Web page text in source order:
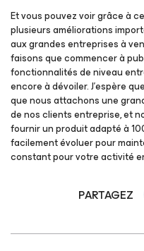
Et vous pouvez voir grâce à
plusieurs améliorations
aux grandes entreprises à
faisons que commencer à
fonctionnalités de niveau
encore à dévoiler. J’espère
que nous attachons une
de nos clients entreprise, et
fournir un produit adapté à
facilement évoluer pour
constant pour votre activité
PARTAGEZ